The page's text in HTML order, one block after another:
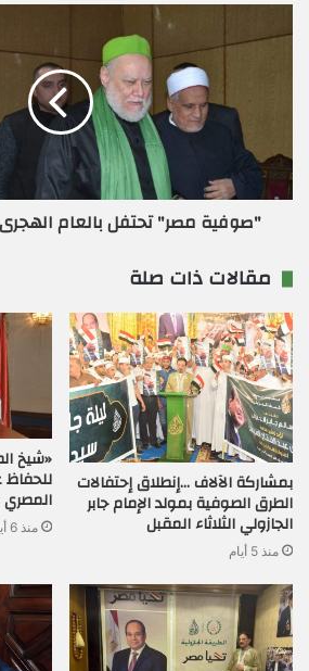
"صوفية مصر" تحتفل بالعام
مقالات ذات صلة
بمشاركة الآلاف …إنطلاق إحتفالات
الطرق الصوفية بمولد الإمام جابر
الجازولي الثلاثاء المقبل
منذ 5 أيام
«شيخ
المصري
منذ 6 أيام